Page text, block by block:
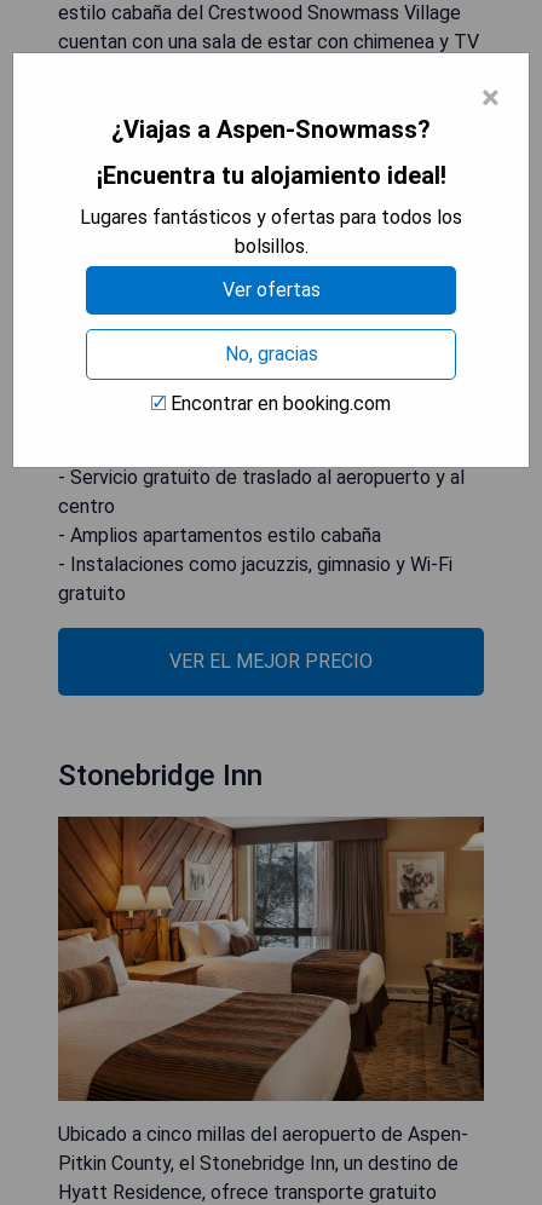
estilo cabaña del Crestwood Snowmass Village
cuentan con una sala de estar con chimenea y TV
huéspedes pueden disfrutar de la vista desde el
instalaciones para hacer barbacoas. También se
ofrecen servicios de conserjería y lavandería
gratuita. El teleférico Elk Camp Gondola y los
remontes Village Express están al lado del
Crestwood Snowmass Village en Snowmass
Village. El centro de Aspen se encuentra a 15 km.
- Servicio gratuito de traslado al aeropuerto y al
centro
- Amplios apartamentos estilo cabaña
- Instalaciones como jacuzzis, gimnasio y Wi-Fi
gratuito
VER EL MEJOR PRECIO
Stonebridge Inn
Ubicado a cinco millas del aeropuerto de Aspen-
Pitkin County, el Stonebridge Inn, un destino de
Hyatt Residence, ofrece transporte gratuito
×
¿Viajas a Aspen-Snowmass?
¡Encuentra tu alojamiento ideal!
Lugares fantásticos y ofertas para todos los
bolsillos.
Ver ofertas
No, gracias
Encontrar en booking.com